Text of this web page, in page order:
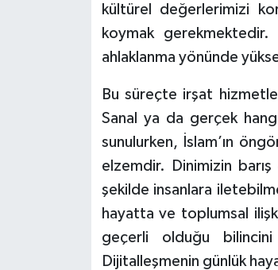
kültürel değerlerimizi
koymak
ahlaklanma yönünde
Bu süreçte irşat
Sanal ya da gerçek
sunulurken, İslam’ın
elzemdir. Dinimizin
şekilde insanlara
hayatta ve toplumsal
geçerli olduğu
Dijitalleşmenin günlük
Malatya Müftülüğü
Mardin Müftülüğü
Mersin Müftülüğü
Muğla Müftülüğü
Muş Müftülüğü